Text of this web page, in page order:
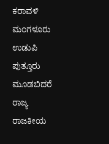
ಕರಾವಳಿ
ಮಂಗಳೂರು
ಉಡುಪಿ
ಪುತ್ತೂರು
ಮೂಡಬಿದರೆ
ರಾಜ್ಯ
ರಾಜಕೀಯ